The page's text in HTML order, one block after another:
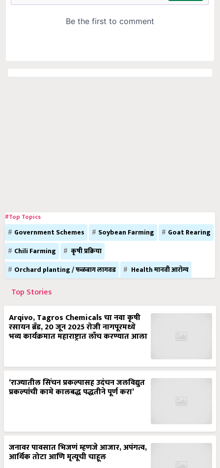
#Top Topics
Government Schemes Soybean Farming
Goat Rearing
Chili Farming
कृषी प्रक्रिया
Orchard planting / फळबाग लागवड
Health मानवी आरोग्य
Top Stories
Arqivo, Tagros Chemicals चा नवा कृषी
रसायन ब्रँड, 20 जून 2025 रोजी नागपूरमध्ये
भव्य कार्यक्रमात महाराष्ट्रात लाँच करण्यात आला
‘राज्यातील सिंचन प्रकल्पासह उदंचन जलविद्युत
प्रकल्पांची कामे कालबद्ध पद्धतीने पूर्ण करा’
जनावर पावसात भिजणं म्हणजे आजार, अपंगत्व,
आर्थिक तोटा आणि मृत्यूची चाहूल